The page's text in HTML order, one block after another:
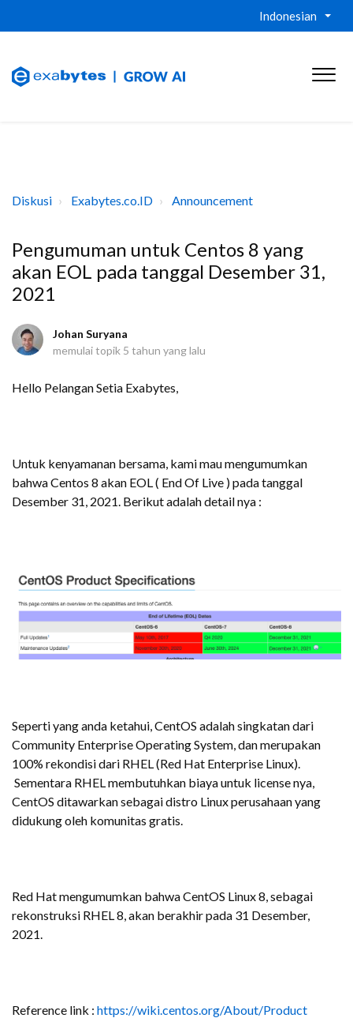
Indonesian
Diskusi Exabytes.co.ID Announcement
Pengumuman untuk Centos 8 yang
akan EOL pada tanggal Desember 31,
2021
Johan Suryana
memulai topik 5 tahun yang lalu
Hello Pelangan Setia Exabytes,
Untuk kenyamanan bersama, kami mau mengumumkan
bahwa Centos 8 akan EOL ( End Of Live ) pada tanggal
Desember 31, 2021. Berikut adalah detail nya :
Seperti yang anda ketahui, CentOS adalah singkatan dari
Community Enterprise Operating System, dan merupakan
100% rekondisi dari RHEL (Red Hat Enterprise Linux).
Sementara RHEL membutuhkan biaya untuk license nya,
CentOS ditawarkan sebagai distro Linux perusahaan yang
didukung oleh komunitas gratis.
Red Hat mengumumkan bahwa CentOS Linux 8, sebagai
rekonstruksi RHEL 8, akan berakhir pada 31 Desember,
2021.
Reference link : https://wiki.centos.org/About/Product